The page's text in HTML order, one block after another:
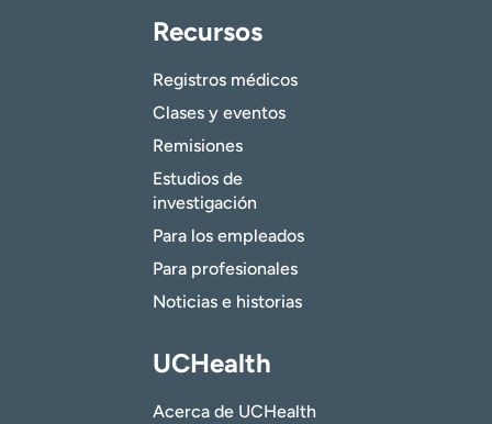
Recursos
Registros médicos
Clases y eventos
Remisiones
Estudios de
investigación
Para los empleados
Para profesionales
Noticias e historias
UCHealth
Acerca de UCHealth